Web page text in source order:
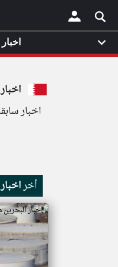
×
اخبار
أخر
اخبار